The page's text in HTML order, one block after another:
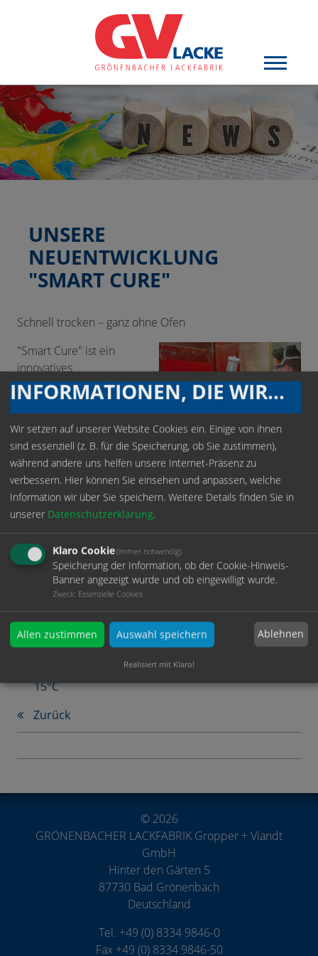
UNSERE
NEUENTWICKLUNG
"SMART CURE"
Schnell trocken – ganz ohne Ofen
"Smart Cure" ist ein
innovatives
Beschichtungssystem,
das den Lackierprozess
Nass-in-Nass-Verfahren
und Trocknung bei
Raumtemperatur
revolutioniert. Dadurch werden Energie eingespart und
CO₂-Emissionen reduziert, da keine forcierte Trocknung
notwendig ist – eine neue Dimension der Lackierung,
effizient, nachhaltig und benutzerfreundlich. Gleichzeitig
ist das System isocyanatfrei, benutzerfreundlich und
erfüllt höchste Qualitäts- sowie Umweltstandards.
Beitrag aus dem Journal für Oberflächentechnik
(JOT 4 I 2026, 66. Jahrgang)
Flyer "Smart Cure"
Technische Eigenschaften
Video: Kärcherversuch nach 2h Trocknung bei
15°C
Zurück
© 2026
GRÖNENBACHER LACKFABRIK Gropper + Viandt
GmbH
Hinter den Gärten 5
87730 Bad Grönenbach
Deutschland
Tel. +49 (0) 8334 9846-0
Fax +49 (0) 8334 9846-50
INFORMATIONEN, DIE WIR SPEICHERN
Wir setzen auf unserer Website Cookies ein. Einige von ihnen
sind essenziell (z. B. für die Speicherung, ob Sie zustimmen),
während andere uns helfen unsere Internet-Präsenz zu
verbessern. Hier können Sie einsehen und anpassen, welche
Information wir über Sie speichern. Weitere Details finden Sie in
unserer Datenschutzerklärung.
Klaro Cookie(immer notwendig)
Speicherung der Information, ob der Cookie-Hinweis-
Banner angezeigt wurde und ob eingewilligt wurde.
Zweck: Essenzielle Cookies
Allen zustimmen Auswahl speichern Ablehnen
Realisiert mit Klaro!